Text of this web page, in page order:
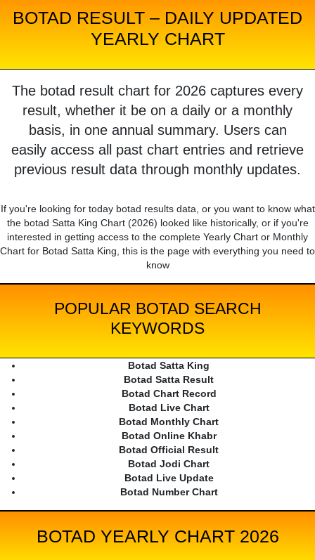
BOTAD RESULT – DAILY UPDATED
YEARLY CHART
The botad result chart for 2026 captures every
result, whether it be on a daily or a monthly
basis, in one annual summary. Users can
easily access all past chart entries and retrieve
previous result data through monthly updates.
If you're looking for today botad results data, or you want to know what
the botad Satta King Chart (2026) looked like historically, or if you're
interested in getting access to the complete Yearly Chart or Monthly
Chart for Botad Satta King, this is the page with everything you need to
know
POPULAR BOTAD SEARCH
KEYWORDS
Botad Satta King
Botad Satta Result
Botad Chart Record
Botad Live Chart
Botad Monthly Chart
Botad Online Khabr
Botad Official Result
Botad Jodi Chart
Botad Live Update
Botad Number Chart
BOTAD YEARLY CHART 2026